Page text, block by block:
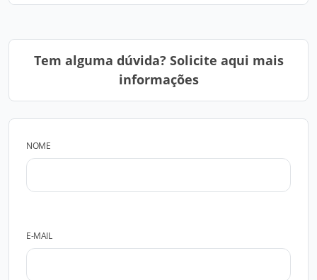
Tem alguma dúvida? Solicite aqui mais
informações
NOME
E-MAIL